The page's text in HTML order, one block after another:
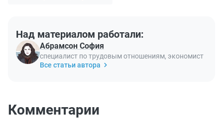
Над материалом работали:
Абрамсон София
специалист по трудовым отношениям, экономист
Все статьи автора
Комментарии